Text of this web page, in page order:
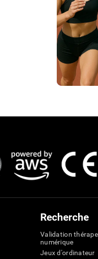
Recherche
Validation
numérique
Jeux d'ordinateur